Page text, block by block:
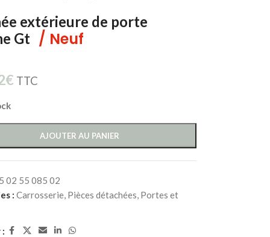
extérieure de porte
Gt / Neuf
€ TTC
AJOUTER AU PANIER
02 55 085 02
: Carrosserie, Pièces détachées, Portes et